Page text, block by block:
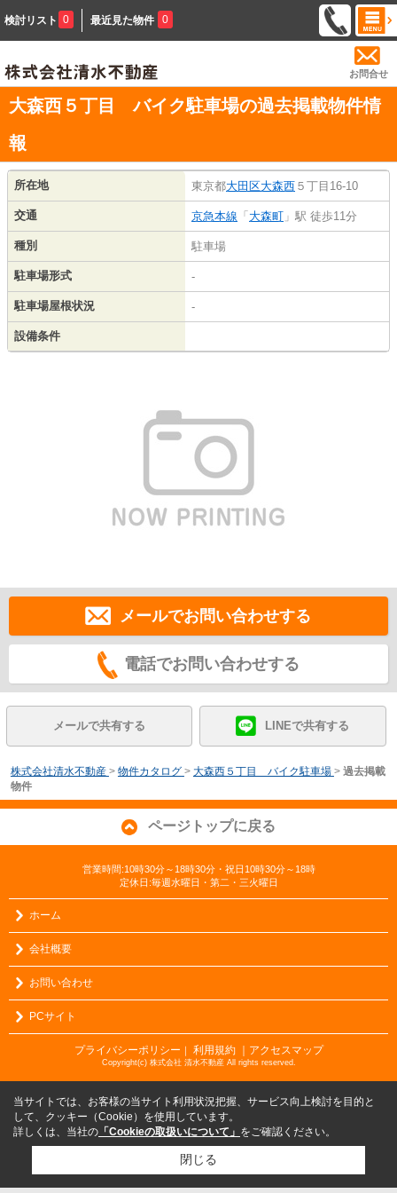
検討リスト 0 最近見た物件 0
お問合せ
大森西５丁目 バイク駐車場の過去掲載物件情
報
所在地 東京都大田区大森西 ５丁目16-10
交通 京急本線 「 大森町 」駅 徒歩11分
種別 駐車場
駐車場形式 -
駐車場屋根状況 -
設備条件
メールでお問い合わせする
電話でお問い合わせする
メールで共有する LINEで共有する
株式会社清水不動産 > 物件カタログ > 大森西５丁目 バイク駐車場 > 過去掲載
物件
ページトップに戻る
営業時間:10時30分～18時30分・祝日10時30分～18時
定休日:毎週水曜日・第二・三火曜日
ホーム
会社概要
お問い合わせ
PCサイト
プライバシーポリシー ｜ 利用規約 ｜アクセスマップ
Copyright(c) 株式会社 清水不動産 All rights reserved.
当サイトでは、お客様の当サイト利用状況把握、サービス向上検討を目的と
して、クッキー（Cookie）を使用しています。
詳しくは、当社の 「Cookieの取扱いについて」 をご確認ください。
閉じる